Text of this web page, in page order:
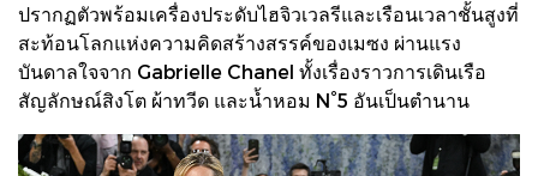
ปรากฏตัวพร้อมเครื่องประดับไฮจิวเวลรีและเรือนเวลาชั้นสูงที่
สะท้อนโลกแห่งความคิดสร้างสรรค์ของเมซง ผ่านแรง
บันดาลใจจาก Gabrielle Chanel ทั้งเรื่องราวการเดินเรือ
สัญลักษณ์สิงโต ผ้าทวีด และน้ำหอม N°5 อันเป็นตำนาน